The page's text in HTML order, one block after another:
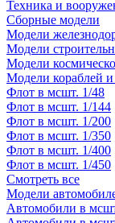
Техника и
Сборные модели
Модели
Модели
Модели
Модели кораблей и
Флот в мсшт. 1/48
Флот в мсшт. 1/144
Флот в мсшт. 1/200
Флот в мсшт. 1/350
Флот в мсшт. 1/400
Флот в мсшт. 1/450
Смотреть все
Модели
Автомобили в